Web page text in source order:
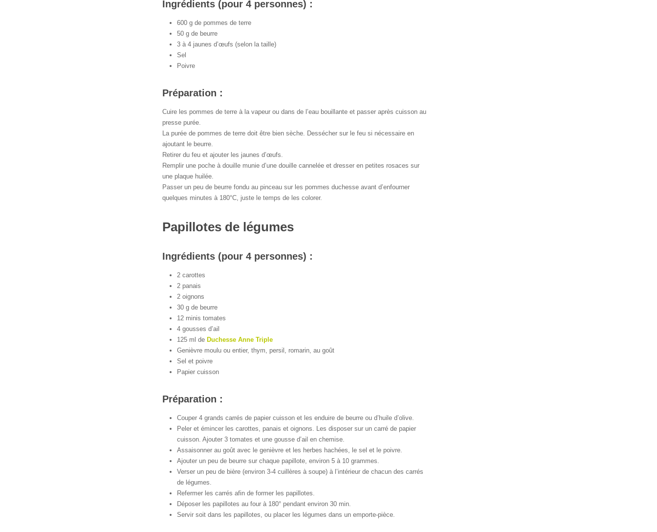
Ingrédients (pour 4 personnes) :
600 g de pommes de terre
50 g de beurre
3 à 4 jaunes d’œufs (selon la taille)
Sel
Poivre
Préparation :
Cuire les pommes de terre à la vapeur ou dans de l’eau bouillante et passer après cuisson au
presse purée.
La purée de pommes de terre doit être bien sèche. Dessécher sur le feu si nécessaire en
ajoutant le beurre.
Retirer du feu et ajouter les jaunes d’œufs.
Remplir une poche à douille munie d’une douille cannelée et dresser en petites rosaces sur
une plaque huilée.
Passer un peu de beurre fondu au pinceau sur les pommes duchesse avant d’enfourner
quelques minutes à 180°C, juste le temps de les colorer.
Papillotes de légumes
Ingrédients (pour 4 personnes) :
2 carottes
2 panais
2 oignons
30 g de beurre
12 minis tomates
4 gousses d’ail
125 ml de Duchesse Anne Triple
Genièvre moulu ou entier, thym, persil, romarin, au goût
Sel et poivre
Papier cuisson
Préparation :
Couper 4 grands carrés de papier cuisson et les enduire de beurre ou d’huile d’olive.
Peler et émincer les carottes, panais et oignons. Les disposer sur un carré de papier
cuisson. Ajouter 3 tomates et une gousse d’ail en chemise.
Assaisonner au goût avec le genièvre et les herbes hachées, le sel et le poivre.
Ajouter un peu de beurre sur chaque papillote, environ 5 à 10 grammes.
Verser un peu de bière (environ 3-4 cuillères à soupe) à l’intérieur de chacun des carrés
de légumes.
Refermer les carrés afin de former les papillotes.
Déposer les papillotes au four à 180° pendant environ 30 min.
Servir soit dans les papillotes, ou placer les légumes dans un emporte-pièce.